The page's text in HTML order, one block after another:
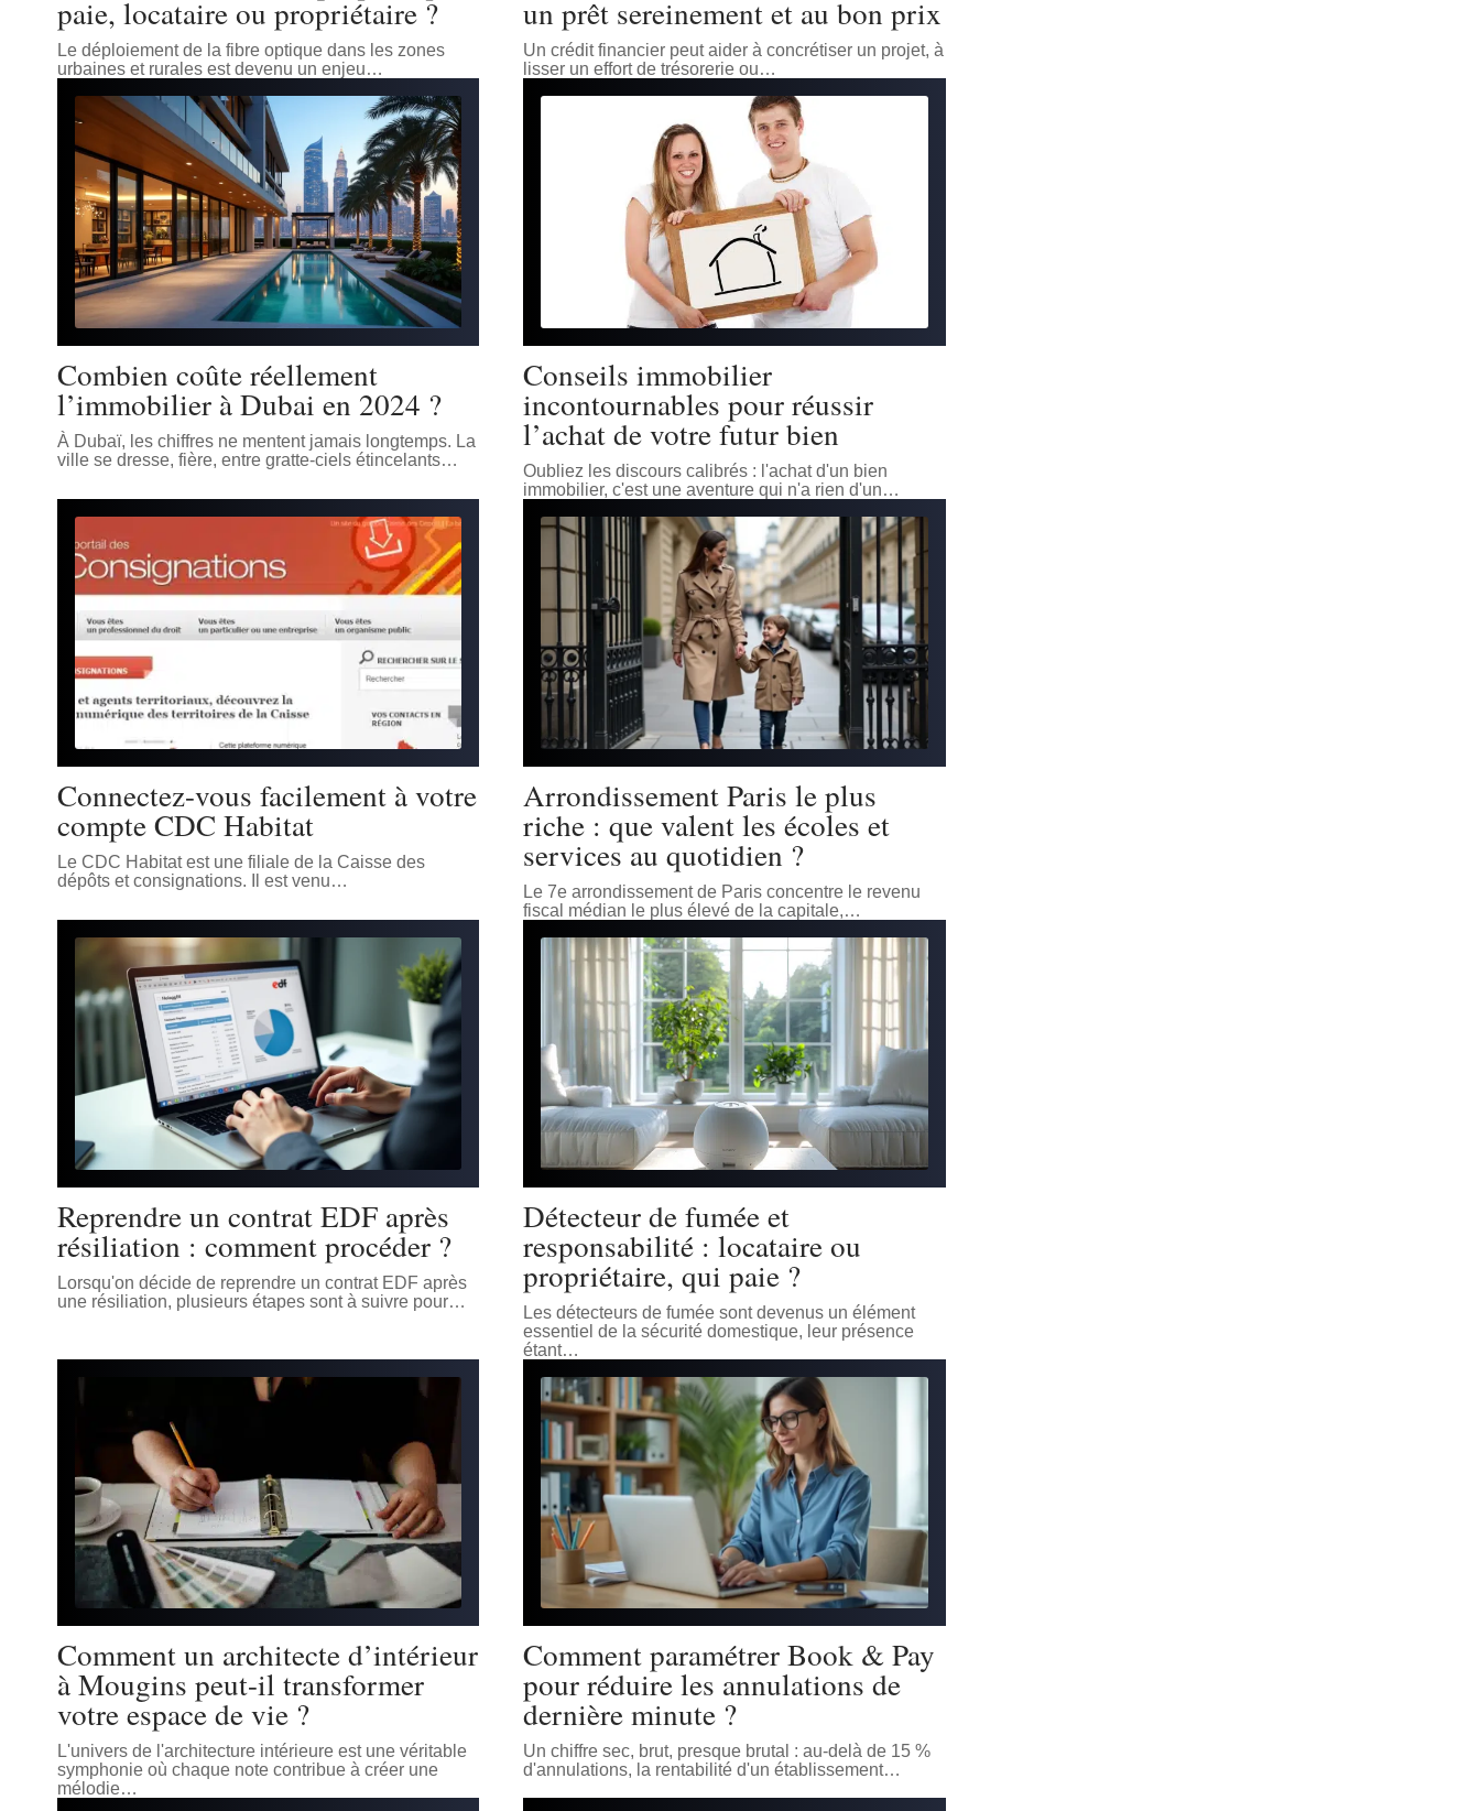
paie, locataire ou propriétaire ?
Le déploiement de la fibre optique dans les zones
urbaines et rurales est devenu un enjeu…
un prêt sereinement et au bon prix
Un crédit financier peut aider à concrétiser un projet, à
lisser un effort de trésorerie ou…
Combien coûte réellement
l’immobilier à Dubai en 2024 ?
À Dubaï, les chiffres ne mentent jamais longtemps. La
ville se dresse, fière, entre gratte-ciels étincelants…
Conseils immobilier
incontournables pour réussir
l’achat de votre futur bien
Oubliez les discours calibrés : l'achat d'un bien
immobilier, c'est une aventure qui n'a rien d'un…
Connectez-vous facilement à votre
compte CDC Habitat
Le CDC Habitat est une filiale de la Caisse des
dépôts et consignations. Il est venu…
Arrondissement Paris le plus
riche : que valent les écoles et
services au quotidien ?
Le 7e arrondissement de Paris concentre le revenu
fiscal médian le plus élevé de la capitale,…
Reprendre un contrat EDF après
résiliation : comment procéder ?
Lorsqu'on décide de reprendre un contrat EDF après
une résiliation, plusieurs étapes sont à suivre pour…
Détecteur de fumée et
responsabilité : locataire ou
propriétaire, qui paie ?
Les détecteurs de fumée sont devenus un élément
essentiel de la sécurité domestique, leur présence
étant…
Comment un architecte d’intérieur
à Mougins peut-il transformer
votre espace de vie ?
L'univers de l'architecture intérieure est une véritable
symphonie où chaque note contribue à créer une
mélodie…
Comment paramétrer Book & Pay
pour réduire les annulations de
dernière minute ?
Un chiffre sec, brut, presque brutal : au-delà de 15 %
d'annulations, la rentabilité d'un établissement…